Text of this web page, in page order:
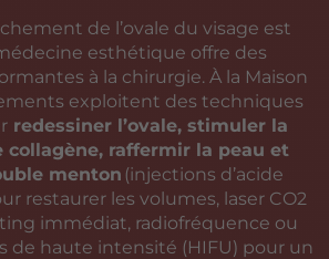
de l’ovale du visage est
esthétique offre des
à la chirurgie. À la Maison
exploitent des techniques
redessiner l’ovale, stimuler la
collagène, raffermir la peau et
menton (injections d’acide
restaurer les volumes, laser CO2
immédiat, radiofréquence ou
de haute intensité (HIFU) pour un